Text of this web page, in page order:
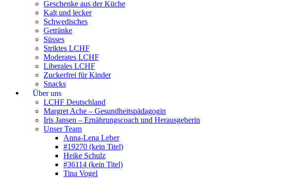
Geschenke aus der Küche
Kalt und lecker
Schwedisches
Getränke
Süsses
Striktes LCHF
Moderates LCHF
Liberales LCHF
Zuckerfrei für Kinder
Snacks
Über uns
LCHF Deutschland
Margret Ache – Gesundheitspädagogin
Iris Jansen – Ernährungscoach und Herausgeberin
Unser Team
Anna-Lena Leber
#19270 (kein Titel)
Heike Schulz
#36114 (kein Titel)
Tina Vogel